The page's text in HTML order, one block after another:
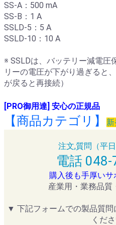
SS-A：500 mA
SS-B：1 A
SSLD-5：5 A
SSLD-10：10 A
※ SSLDは、バッテリー減電圧
リーの電圧が下がり過ぎると
が戻ると再接続）
[PRO御用達] 安心の正規品
【商品カテゴリ】
注文,質問（平日
電話
購入後も手厚いサ
産業用・業務品質
▼ 下記フォームでの製品質問
くだ